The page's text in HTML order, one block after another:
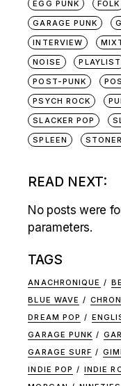
EGG PUNK FOLK
GARAGE PUNK
INTERVIEW
NOISE
PLAYLIST
POST-PUNK
PSYCH ROCK
SLACKER POP
SPLEEN
STONER
READ NEXT:
No posts were
parameters.
TAGS
ANACHRONIQUE
BLUE WAVE
DREAM POP
GARAGE PUNK
GARAGE SURF
INDIE POP
INDIE